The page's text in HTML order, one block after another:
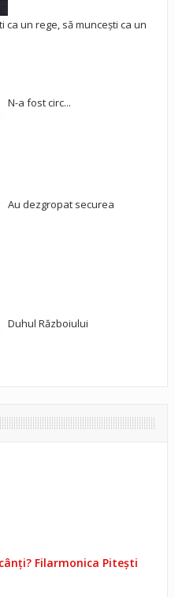
ca un rege, să muncești ca un
N-a fost circ...
Au dezgropat securea
Duhul Războiului
Filarmonica Pitești